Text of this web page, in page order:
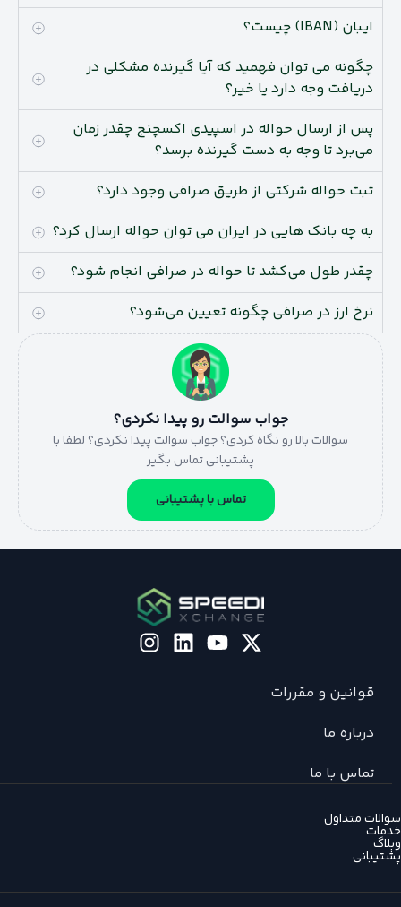
ایبان (IBAN) چیست؟
چگونه می توان فهمید که آیا گیرنده مشکلی در
دریافت وجه دارد یا خیر؟
پس از ارسال حواله در اسپیدی اکسچنج چقدر زمان
می‌برد تا وجه به دست گیرنده برسد؟
ثبت حواله شرکتی از طریق صرافی وجود دارد؟
به چه بانک هایی در ایران می توان حواله ارسال کرد؟
چقدر طول می‌کشد تا حواله در صرافی انجام شود؟
نرخ ارز در صرافی چگونه تعیین می‌شود؟
جواب سوالت رو پیدا نکردی؟
سوالات بالا رو نگاه کردی؟ جواب سوالت پیدا نکردی؟ لطفا با
پشتیبانی تماس بگیر
تماس با پشتیبانی
قوانین و مقررات
درباره ما
تماس با ما
سوالات متداول
خدمات
وبلاگ
پشتیبانی